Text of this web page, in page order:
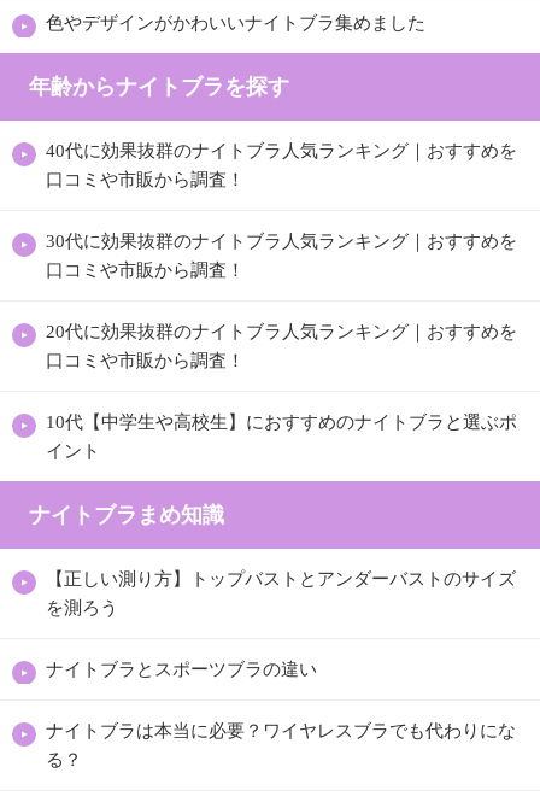
色やデザインがかわいいナイトブラ集めました
年齢からナイトブラを探す
40代に効果抜群のナイトブラ人気ランキング｜おすすめを
口コミや市販から調査！
30代に効果抜群のナイトブラ人気ランキング｜おすすめを
口コミや市販から調査！
20代に効果抜群のナイトブラ人気ランキング｜おすすめを
口コミや市販から調査！
10代【中学生や高校生】におすすめのナイトブラと選ぶポ
イント
ナイトブラまめ知識
【正しい測り方】トップバストとアンダーバストのサイズ
を測ろう
ナイトブラとスポーツブラの違い
ナイトブラは本当に必要？ワイヤレスブラでも代わりにな
る？